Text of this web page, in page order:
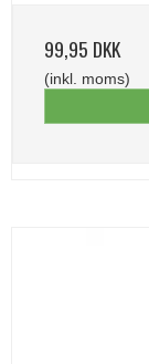
99,95 DKK
(inkl. moms)